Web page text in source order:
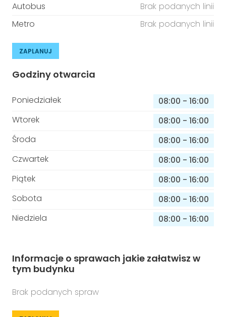
Autobus
Brak podanych linii
Metro
Brak podanych linii
ZAPLANUJ
Godziny otwarcia
Poniedziałek 08:00 - 16:00
Wtorek
08:00 - 16:00
Środa
08:00 - 16:00
Czwartek
08:00 - 16:00
Piątek
08:00 - 16:00
Sobota
08:00 - 16:00
Niedziela
08:00 - 16:00
Informacje o sprawach jakie załatwisz w
tym budynku
Brak podanych spraw